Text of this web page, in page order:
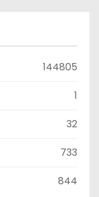
144805
1
32
733
844